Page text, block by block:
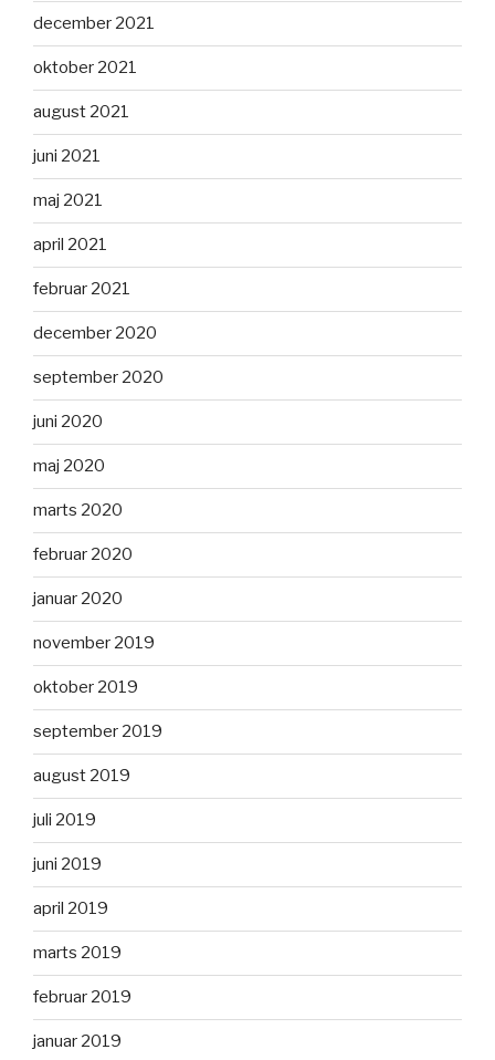
december 2021
oktober 2021
august 2021
juni 2021
maj 2021
april 2021
februar 2021
december 2020
september 2020
juni 2020
maj 2020
marts 2020
februar 2020
januar 2020
november 2019
oktober 2019
september 2019
august 2019
juli 2019
juni 2019
april 2019
marts 2019
februar 2019
januar 2019